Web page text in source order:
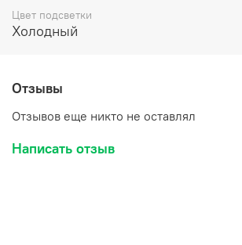
Цвет подсветки
Холодный
Отзывы
Отзывов еще никто не оставлял
Написать отзыв